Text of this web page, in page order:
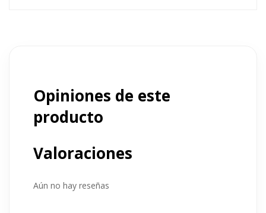
Opiniones de este
producto
Valoraciones
Aún no hay reseñas